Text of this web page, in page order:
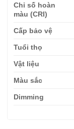
Chỉ số hoàn
màu (CRI)
Cấp bảo vệ
Tuổi thọ
Vật liệu
Màu sắc
Dimming